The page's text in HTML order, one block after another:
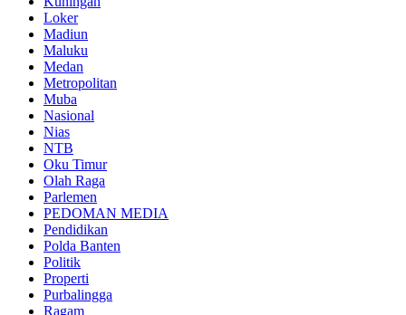
Loker
Madiun
Maluku
Medan
Metropolitan
Muba
Nasional
Nias
NTB
Oku Timur
Olah Raga
Parlemen
PEDOMAN MEDIA
Pendidikan
Polda Banten
Politik
Properti
Purbalingga
Ragam